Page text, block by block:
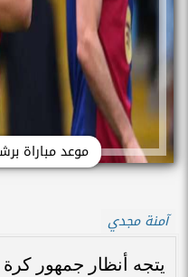
موعد مباراة
آمنة مجدي
يتجه أنظار جمهور